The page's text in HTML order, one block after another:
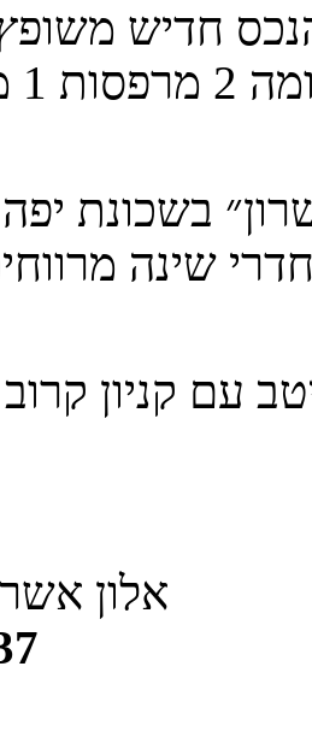
חדיש
2 מרפסות 1
השרון״ בשכונת
שינה
עם קניון
אלון אשר